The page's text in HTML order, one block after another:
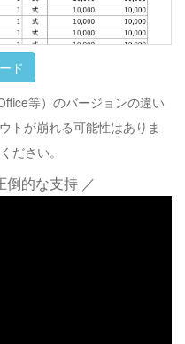
ド
等）のバージョンの違い
トが崩れる可能性はありま
ださい。
倒的な支持 ／